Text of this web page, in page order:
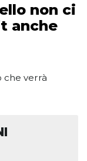
non ci
anche
che verrà